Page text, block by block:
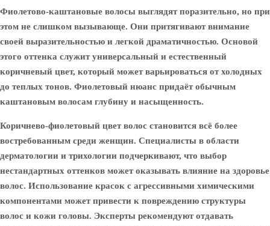
Фиолетово-каштановые волосы выглядят поразительно, но при
этом не слишком вызывающе. Они притягивают внимание
своей выразительностью и легкой драматичностью. Основой
этого оттенка служит универсальный и естественный
коричневый цвет, который может варьироваться от холодных
до теплых тонов. Фиолетовый нюанс придаёт обычным
каштановым волосам глубину и насыщенность.
Коричнево-фиолетовый цвет волос становится всё более
востребованным среди женщин. Специалисты в области
дерматологии и трихологии подчеркивают, что выбор
нестандартных оттенков может оказывать влияние на здоровье
волос. Использование красок с агрессивными химическими
компонентами может привести к повреждению структуры
волос и кожи головы. Эксперты рекомендуют отдавать